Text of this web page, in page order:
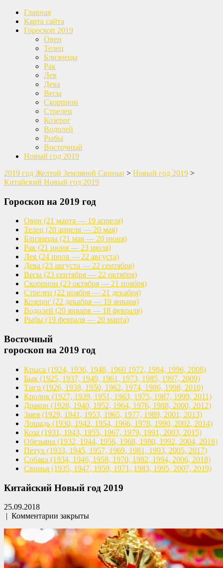
Главная
Карта сайта
Гороскоп 2019
Овен
Телец
Близнецы
Рак
Лев
Дева
Весы
Скорпион
Стрелец
Козерог
Водолей
Рыбы
Восточный
Новый год 2019
2019 год Желтой Земляной Свиньи > Новый год 2019 >
Китайский Новый год 2019
Гороскоп на 2019 год
Овен (21 марта — 19 апреля)
Телец (20 апреля — 20 мая)
Близнецы (21 мая — 20 июня)
Рак (21 июня — 23 июля)
Лев (24 июля — 22 августа)
Дева (23 августа — 22 сентября)
Весы (23 сентября — 22 октября)
Скорпион (23 октября — 21 ноября)
Стрелец (22 ноября — 21 декабря)
Козерог (22 декабря — 19 января)
Водолей (20 января — 18 февраля)
Рыбы (19 февраля — 20 марта)
Восточный
гороскоп на 2019 год
Крыса (1924, 1936, 1948, 1960 1972, 1984, 1996, 2008)
Бык (1925, 1937, 1949, 1961, 1973, 1985, 1997, 2009)
Тигр (1926, 1938, 1950, 1962, 1974, 1986, 1998, 2010)
Кролик (1927, 1939, 1951, 1963, 1975, 1987, 1999, 2011)
Дракон (1928, 1940, 1952, 1964, 1976, 1988, 2000, 2012)
Змея (1929, 1941, 1953, 1965, 1977, 1989, 2001, 2013)
Лошадь (1930, 1942, 1954, 1966, 1978, 1990, 2002, 2014)
Коза (1931, 1943, 1955, 1967, 1979, 1991, 2003, 2015)
Обезьяна (1932, 1944, 1956, 1968, 1980, 1992, 2004, 2016)
Петух (1933, 1945, 1957, 1969, 1981, 1993, 2005, 2017)
Собака (1934, 1946, 1958, 1970, 1982, 1994, 2006, 2018)
Свинья (1935, 1947, 1959, 1971, 1983, 1995, 2007, 2019)
Китайский Новый год 2019
25.09.2018
| Комментарии закрыты